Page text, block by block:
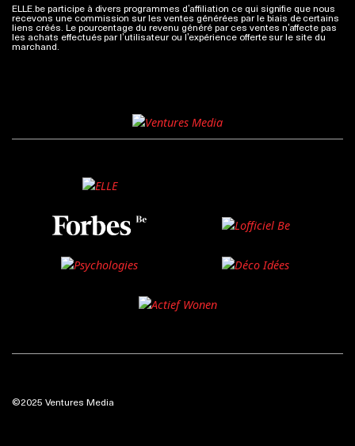
ELLE.be participe à divers programmes d’affiliation ce qui signifie que nous
recevons une commission sur les ventes générées par le biais de certains
liens créés. Le pourcentage du revenu généré par ces ventes n’affecte pas
les achats effectués par l’utilisateur ou l’expérience offerte sur le site du
marchand. Plus d'infos
©2025 Ventures Media